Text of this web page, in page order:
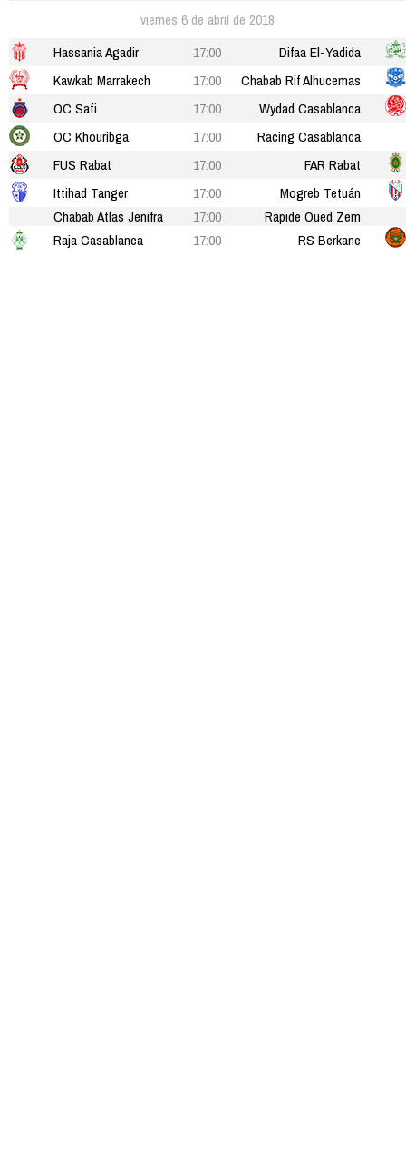
viernes 6 de abril de 2018
Hassania Agadir
17:00
Difaa El-Yadida
Kawkab Marrakech
17:00
Chabab Rif Alhucemas
OC Safi
17:00
Wydad Casablanca
OC Khouribga
17:00
Racing Casablanca
FUS Rabat
17:00
FAR Rabat
Ittihad Tanger
17:00
Mogreb Tetuán
Chabab Atlas Jenifra
17:00
Rapide Oued Zem
Raja Casablanca
17:00 RS Berkane